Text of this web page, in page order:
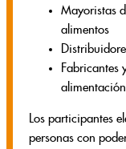
Mayoristas
alimentos
Fabricantes
alimentación
Los participantes
personas con